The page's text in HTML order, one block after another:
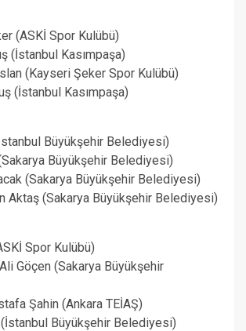
(ASKİ Spor Kulübü)
(İstanbul Kasımpaşa)
(Kayseri Şeker Spor Kulübü)
(İstanbul Kasımpaşa)
Büyükşehir Belediyesi)
Büyükşehir Belediyesi)
(Sakarya Büyükşehir Belediyesi)
Aktaş (Sakarya Büyükşehir Belediyesi)
Spor Kulübü)
Göçen (Sakarya Büyükşehir
Şahin (Ankara TEİAŞ)
Büyükşehir Belediyesi)